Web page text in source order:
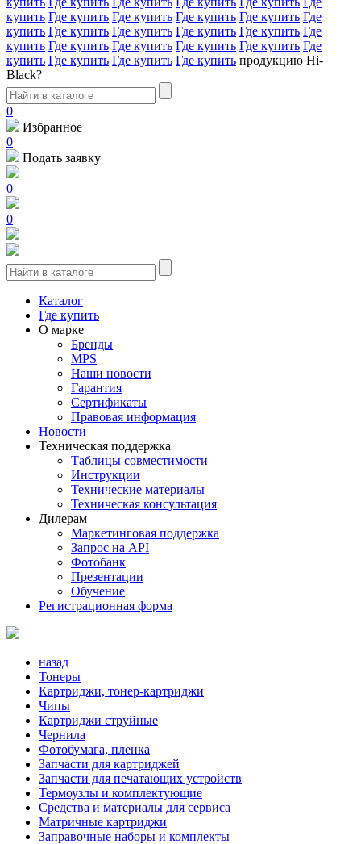
купить Где купить Где купить Где купить Где купить Где
купить Где купить Где купить Где купить Где купить Где
купить Где купить Где купить Где купить Где купить Где
купить Где купить Где купить Где купить продукцию Hi-
Black?
0
Избранное
0
Подать заявку
0
0
Каталог
Где купить
О марке
Бренды
MPS
Наши новости
Гарантия
Сертификаты
Правовая информация
Новости
Техническая поддержка
Таблицы совместимости
Инструкции
Технические материалы
Техническая консультация
Дилерам
Маркетинговая поддержка
Запрос на API
Фотобанк
Презентации
Обучение
Регистрационная форма
назад
Тонеры
Картриджи, тонер-картриджи
Чипы
Картриджи струйные
Чернила
Фотобумага, пленка
Запчасти для картриджей
Запчасти для печатающих устройств
Термоузлы и комплектующие
Средства и материалы для сервиса
Матричные картриджи
Заправочные наборы и комплекты